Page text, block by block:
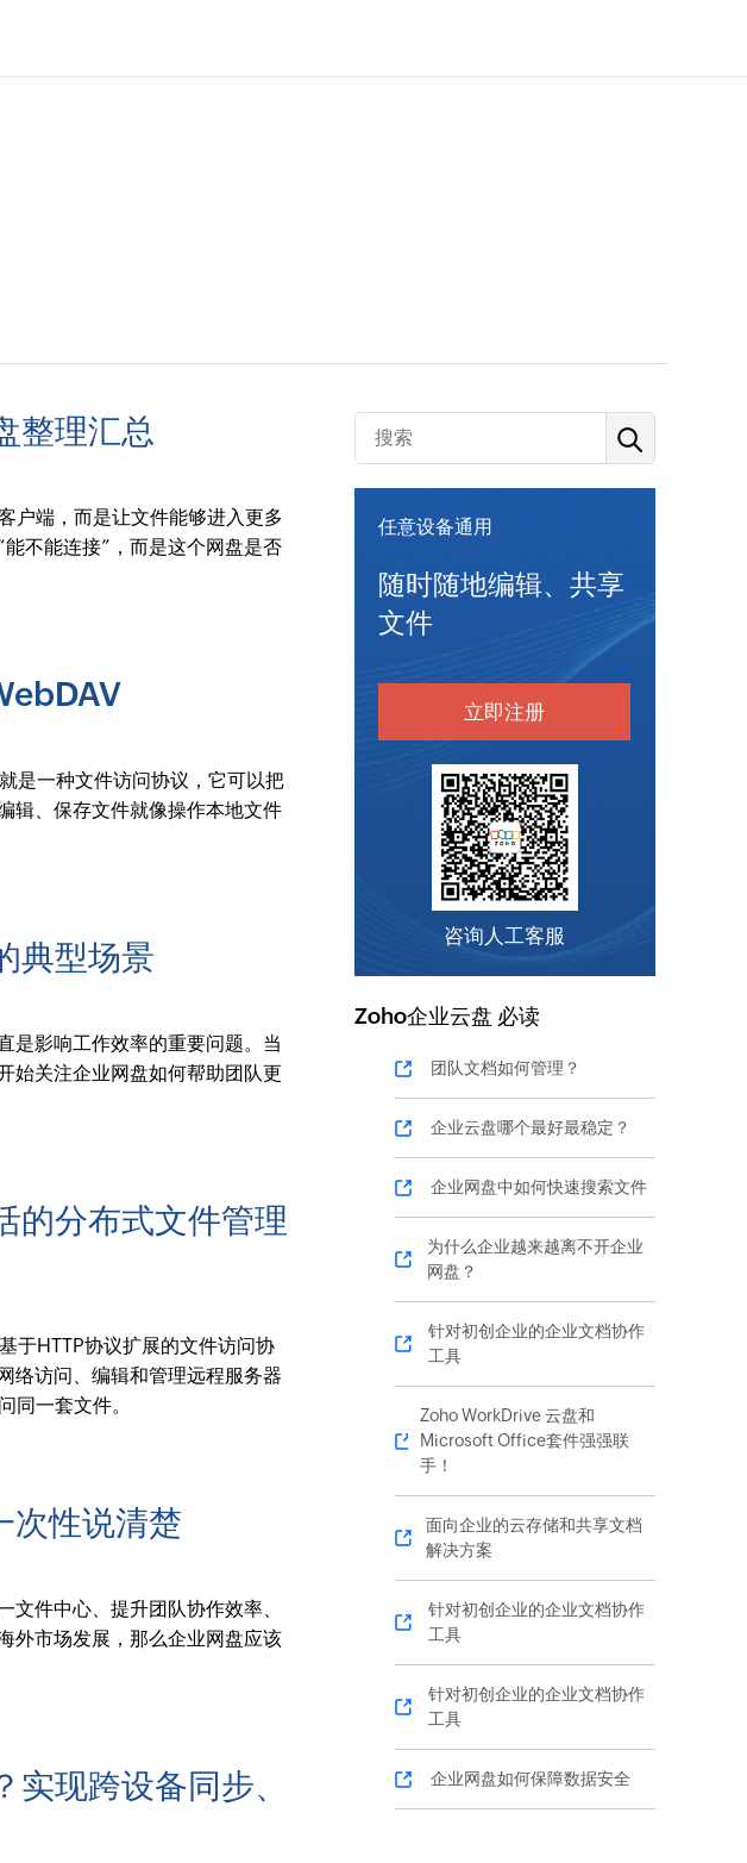
整理汇总
户端，而是让文件能够进入更多
不能连接”，而是这个网盘是否
是一种文件访问协议，它可以把
辑、保存文件就像操作本地文件
典型场景
是影响工作效率的重要问题。当
始关注企业网盘如何帮助团队更
的分布式文件管理
于HTTP协议扩展的文件访问协
络访问、编辑和管理远程服务器
同一套文件。
次性说清楚
件中心、提升团队协作效率、
外市场发展，那么企业网盘应该
现跨设备同步、
任意设备通用
随时随地编辑、共享
文件
立即注册
咨询人工客服
Zoho企业云盘 必读
团队文档如何管理？
企业云盘哪个最好最稳定？
企业网盘中如何快速搜索文件
为什么企业越来越离不开企业
网盘？
针对初创企业的企业文档协作
工具
Zoho WorkDrive 云盘和
Microsoft Office套件强强联
手！
面向企业的云存储和共享文档
解决方案
针对初创企业的企业文档协作
工具
针对初创企业的企业文档协作
工具
企业网盘如何保障数据安全